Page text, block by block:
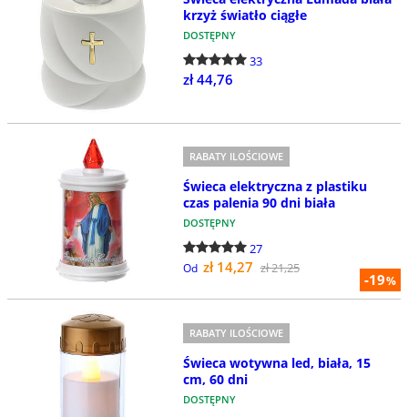
krzyż światło ciągłe
DOSTĘPNY
33
zł 44,76
-19%
RABATY ILOŚCIOWE
Świeca elektryczna z plastiku
czas palenia 90 dni biała
DOSTĘPNY
27
Od zł 14,27 zł 21,25
RABATY ILOŚCIOWE
Świeca wotywna led, biała, 15
cm, 60 dni
DOSTĘPNY